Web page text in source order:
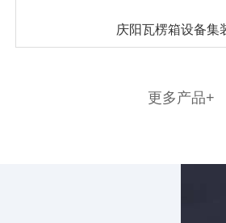
庆阳瓦楞箱设备集
更多产品+